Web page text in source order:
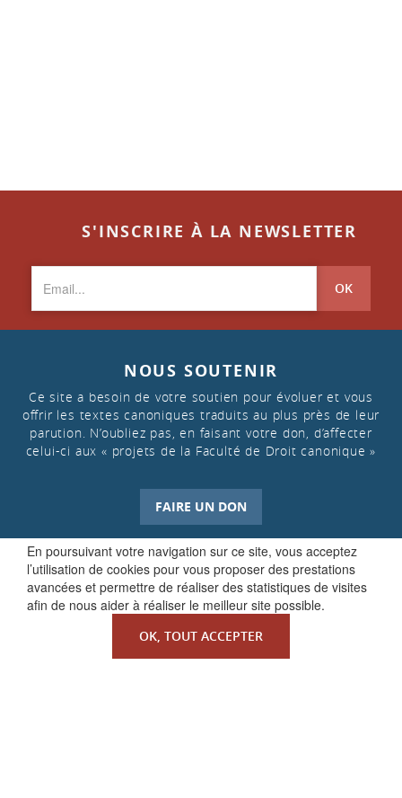
En poursuivant votre navigation sur ce site, vous acceptez
l’utilisation de cookies pour vous proposer des prestations
avancées et permettre de réaliser des statistiques de visites
afin de nous aider à réaliser le meilleur site possible.
OK, TOUT ACCEPTER
S'INSCRIRE À LA NEWSLETTER
OK
NOUS SOUTENIR
Ce site a besoin de votre soutien pour évoluer et vous
offrir les textes canoniques traduits au plus près de leur
parution. N’oubliez pas, en faisant votre don, d’affecter
celui-ci aux « projets de la Faculté de Droit canonique »
FAIRE UN DON